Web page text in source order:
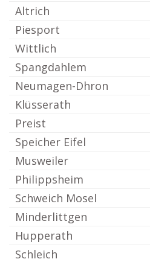
Altrich
Piesport
Wittlich
Spangdahlem
Neumagen-Dhron
Klüsserath
Preist
Speicher Eifel
Musweiler
Philippsheim
Schweich Mosel
Minderlittgen
Hupperath
Schleich